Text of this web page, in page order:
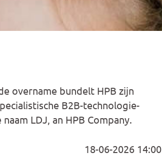
overname bundelt HPB zijn
B2B-technologie-
LDJ, an HPB Company.
18-06-2026 14:00